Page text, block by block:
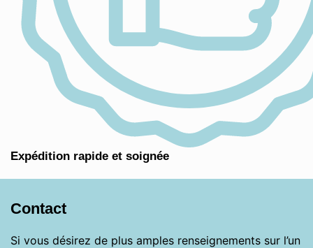
Expédition rapide et soignée
Contact
Si vous désirez de plus amples renseignements sur l’un